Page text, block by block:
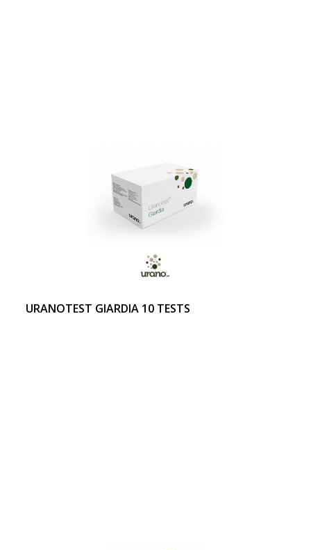
URANOTEST GIARDIA 10 TESTS